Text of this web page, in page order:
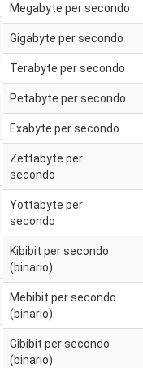
Megabyte per secondo
Gigabyte per secondo
Terabyte per secondo
Petabyte per secondo
Exabyte per secondo
Zettabyte per
secondo
Yottabyte per
secondo
Kibibit per secondo
(binario)
Mebibit per secondo
(binario)
Gibibit per secondo
(binario)